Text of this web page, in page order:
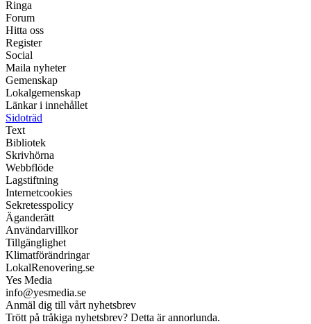
Ringa
Forum
Hitta oss
Register
Social
Maila nyheter
Gemenskap
Lokalgemenskap
Länkar i innehållet
Sidoträd
Text
Bibliotek
Skrivhörna
Webbflöde
Lagstiftning
Internetcookies
Sekretesspolicy
Äganderätt
Användarvillkor
Tillgänglighet
Klimatförändringar
LokalRenovering.se
Yes Media
info@yesmedia.se
Anmäl dig till vårt nyhetsbrev
Trött på tråkiga nyhetsbrev? Detta är annorlunda.